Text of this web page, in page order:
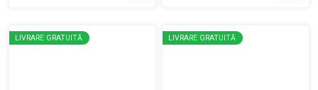
LIVRARE GRATUITĂ LIVRARE GRATUITĂ